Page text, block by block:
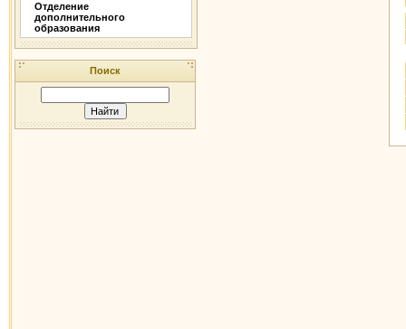
Отделение
дополнительного
образования
Поиск